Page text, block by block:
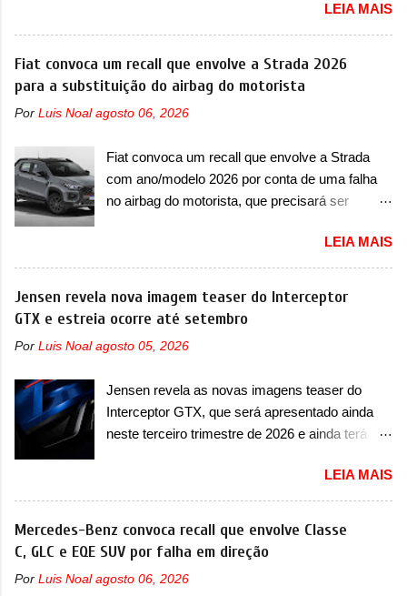
versão hatchback do Logus que chegava
depois de um ano de atraso. A invasão de 1994
foi marcava pelos franceses, alemães,
japoneses e coreanos que chegaram
arrancando corações em nosso mercado. Os
vendas em 1994 foram o Renault R19 que
vinha em 3 versões de carroceria, sendo duas
do hatch e o sedan, a famosa Kia Besta, o Vol...
apresentar na China as primeiras mudanças
para o Z20, um misto de hatch com SUV que é
vendido no mercado chinês desde o
lançamento, em 2024. Agora, o modelo passará
por sua primeira mudança visual e também
mudará de nome. Vendido na Europa como 02
vendido na China apenas como ‘20’. Junto das
mudanças visuais, a marca confirmou que ele
pode ser um dos primeiros produtos da
Chamado de ’16 em 1’, também chamado de
Thunder, ele apresenta uma melhoria de
eficiência térmica e integra 12 elementos de
hardware. Entre eles, motor elétrico, controlador
de motor, redutor, conversor CC-CC, OBC,
de pré-carga e gateway de domínio de energia.
Há mais quatro recursos de software como
gerenciamento...
LEIA MAIS
Fiat convoca um recall que envolve a Strada 2026
para a substituição do airbag do motorista
Por Luis Noal agosto 06, 2026
Fiat convoca um recall que envolve a Strada
com ano/modelo 2026 por conta de uma falha
no airbag do motorista, que precisará ser
de outubro de 2025 que envolve os proprietários
da Strada no Brasil. O chamado envolve
unidades com ano/modelo 2026 da picape
compacta e envolve todas as versões com este
afetadas precisam retornar a uma
airbag do motorista, que precisará ser
substituído porque pode ter sido produzido de
forma errada. O serviço já pode ser solucionado
Em comunicado, a Fiat disse que “foi
identificada a possibilidade de haver
inconsistência no processo de fabricação da
bolsa Airbag lado motorista que, em caso de
colisão que demande a sua deflagração, poderá
LEIA MAIS
Jensen revela nova imagem teaser do Interceptor
GTX e estreia ocorre até setembro
Por Luis Noal agosto 05, 2026
Jensen revela as novas imagens teaser do
Interceptor GTX, que será apresentado ainda
neste terceiro trimestre de 2026 e ainda terá
International Automotive (abreviação de JIA)
apresentou uma nova imagem teaser que
mostra como será o Interceptor GTX, o
esportivo que recolocará a marca no mercado.
O granturismo (GT) apareceu em uma nova
imagem de traseira, onde ele aparece o para-
LEIA MAIS
Mercedes-Benz convoca recall que envolve Classe
C, GLC e EQE SUV por falha em direção
Por Luis Noal agosto 06, 2026